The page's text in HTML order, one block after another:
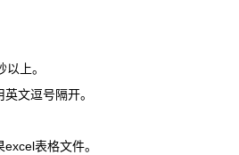
上。
英文逗号隔开。
表格文件。